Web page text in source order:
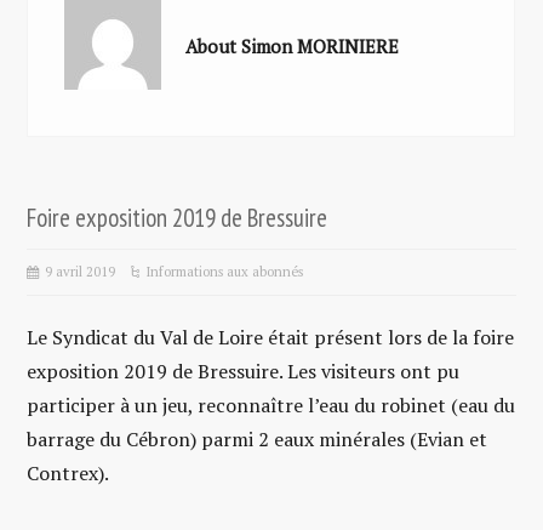
About Simon MORINIERE
Foire exposition 2019 de Bressuire
9 avril 2019 Informations aux abonnés
Le Syndicat du Val de Loire était présent lors de la foire
exposition 2019 de Bressuire. Les visiteurs ont pu
participer à un jeu, reconnaître l’eau du robinet (eau du
barrage du Cébron) parmi 2 eaux minérales (Evian et
Contrex).